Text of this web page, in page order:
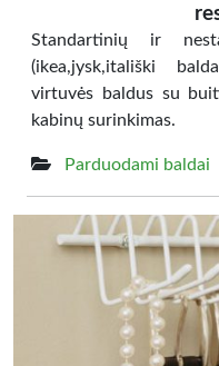
Standartinių ir
(ikea,jysk,itališki
virtuvės baldus su
kabinų surinkimas.
Parduodami baldai